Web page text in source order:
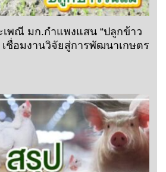
พณี มก.กำแพงแสน “ปลูกข้าว
เชื่อมงานวิจัยสู่การพัฒนาเกษตร